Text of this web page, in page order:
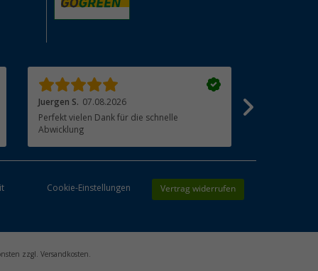
Juergen S. 07.08.2026
Perfekt vielen Dank für die schnelle
Abwicklung
Cookie-Einstellungen Vertrag widerrufen
zzgl. Versandkosten.